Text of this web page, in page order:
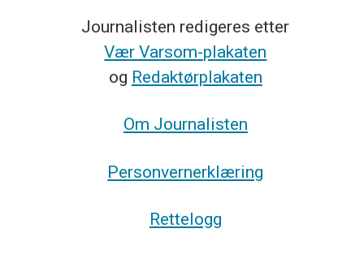
Journalisten redigeres etter
Vær Varsom-plakaten
og Redaktørplakaten
Om Journalisten
Personvernerklæring
Rettelogg